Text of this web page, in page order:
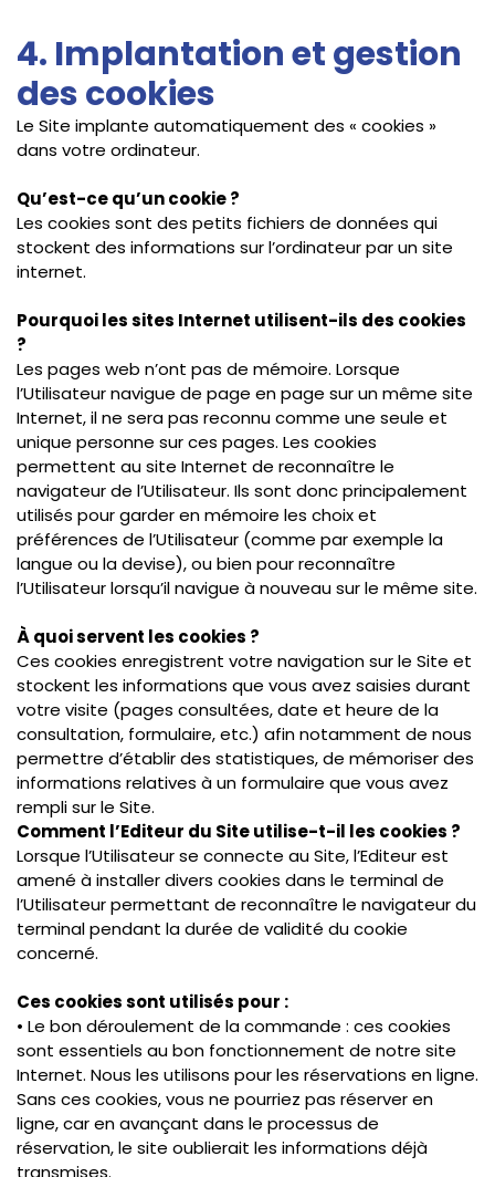
4. Implantation et gestion
des cookies
Le Site implante automatiquement des « cookies »
dans votre ordinateur.
Qu’est-ce qu’un cookie ?
Les cookies sont des petits fichiers de données qui
stockent des informations sur l’ordinateur par un site
internet.
Pourquoi les sites Internet utilisent-ils des cookies
?
Les pages web n’ont pas de mémoire. Lorsque
l’Utilisateur navigue de page en page sur un même site
Internet, il ne sera pas reconnu comme une seule et
unique personne sur ces pages. Les cookies
permettent au site Internet de reconnaître le
navigateur de l’Utilisateur. Ils sont donc principalement
utilisés pour garder en mémoire les choix et
préférences de l’Utilisateur (comme par exemple la
langue ou la devise), ou bien pour reconnaître
l’Utilisateur lorsqu’il navigue à nouveau sur le même site.
À quoi servent les cookies ?
Ces cookies enregistrent votre navigation sur le Site et
stockent les informations que vous avez saisies durant
votre visite (pages consultées, date et heure de la
consultation, formulaire, etc.) afin notamment de nous
permettre d’établir des statistiques, de mémoriser des
informations relatives à un formulaire que vous avez
rempli sur le Site.
Comment l’Editeur du Site utilise-t-il les cookies ?
Lorsque l’Utilisateur se connecte au Site, l’Editeur est
amené à installer divers cookies dans le terminal de
l’Utilisateur permettant de reconnaître le navigateur du
terminal pendant la durée de validité du cookie
concerné.
Ces cookies sont utilisés pour :
• Le bon déroulement de la commande : ces cookies
sont essentiels au bon fonctionnement de notre site
Internet. Nous les utilisons pour les réservations en ligne.
Sans ces cookies, vous ne pourriez pas réserver en
ligne, car en avançant dans le processus de
réservation, le site oublierait les informations déjà
transmises.